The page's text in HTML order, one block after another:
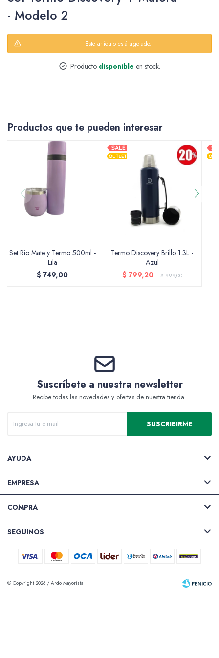
- Modelo 2
Este artículo está agotado.
Producto disponible en stock.
Productos que te pueden interesar
Set Rio Mate y Termo 500ml -
Lila
$ 749,00
Termo Discovery Brillo 1.3L -
Azul
$ 799,20 $999,00
Suscríbete a nuestra newsletter
Recibe todas las novedades y ofertas de nuestra tienda.
SUSCRIBIRME
AYUDA
EMPRESA
COMPRA
SEGUINOS
© Copyright 2026 / Ardo Mayorista
Packing y Regalaría
Soportes Artísticos
Packs